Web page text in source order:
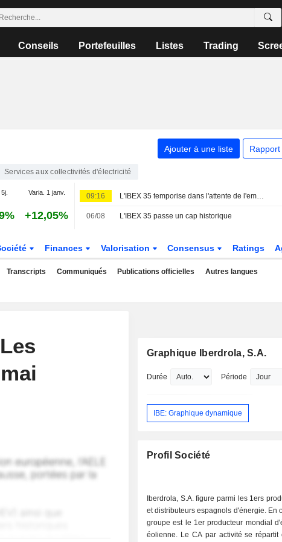
Conseils Portefeuilles Listes Trading
Ajouter à une liste Rapport
Services aux collectivités d'électricité
Varia. 1 janv.
+12,05%
09:16 L'IBEX 35 temporise dans l'attente de l'emploi américain, tout en restant sur une tendance hebdomadaire positive
06/08 L'IBEX 35 passe un cap historique
Finances Valorisation Consensus Ratings
Transcripts Communiqués Publications officielles Autres langues
Graphique Iberdrola, S.A.
Durée Période
IBE: Graphique dynamique
Profil Société
Iberdrola, S.A. figure parmi les 1ers
et distributeurs espagnols d'énergie. En
groupe est le 1er producteur mondial
éolienne. Le CA par activité se répartit